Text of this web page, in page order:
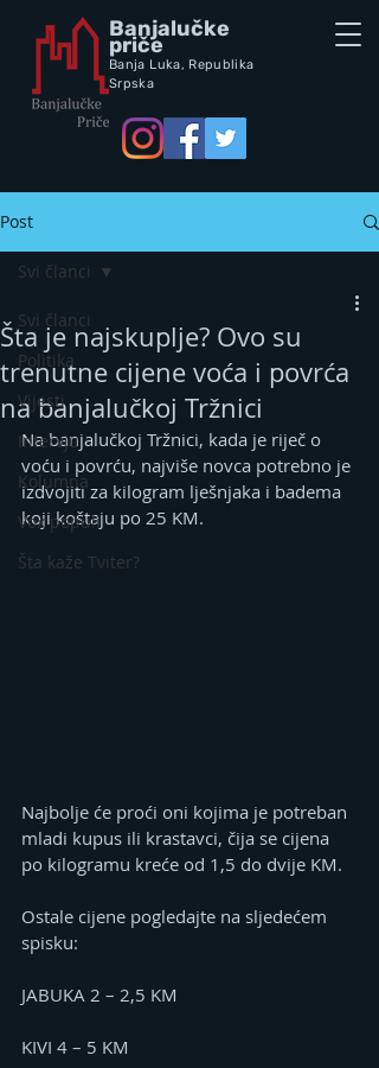
Banjalučke
priče
Banja Luka, Republika
Srpska
Post
Svi članci
Politika
Vijesti
Intervju
Kolumna
Vox populi
Šta kaže Tviter?
Svi članci
Šta je najskuplje? Ovo su
trenutne cijene voća i povrća
na banjalučkoj Tržnici
Na banjalučkoj Tržnici, kada je riječ o
voću i povrću, najviše novca potrebno je
izdvojiti za kilogram lješnjaka i badema
koji koštaju po 25 KM.
Najbolje će proći oni kojima je potreban
mladi kupus ili krastavci, čija se cijena
po kilogramu kreće od 1,5 do dvije KM.
Ostale cijene pogledajte na sljedećem
spisku:
JABUKA 2 – 2,5 KM
KIVI 4 – 5 KM